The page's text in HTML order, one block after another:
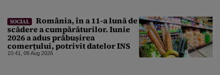
SOCIAL
România, în a 11-a lună de
scădere a cumpărăturilor. Iunie
2026 a adus prăbușirea
comerțului, potrivit datelor INS
10:41, 06 Aug 2026